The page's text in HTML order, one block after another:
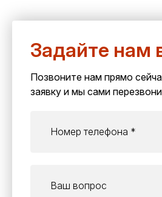
Задайте нам
Позвоните нам прямо
заявку и мы сами